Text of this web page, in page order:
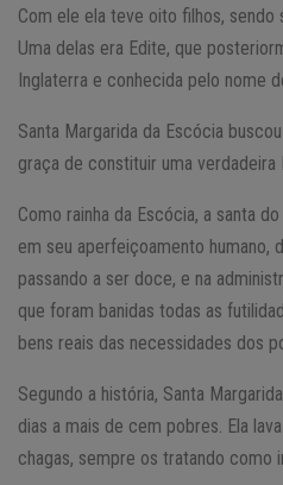
Com ele ela teve oito filhos, sendo
Uma delas era Edite, que
Inglaterra e conhecida pelo nome
Santa Margarida da Escócia
graça de constituir uma verdadeira
Como rainha da Escócia, a santa
em seu aperfeiçoamento humano,
passando a ser doce, e na
que foram banidas todas as
bens reais das necessidades dos
Segundo a história, Santa
dias a mais de cem pobres. Ela
chagas, sempre os tratando como